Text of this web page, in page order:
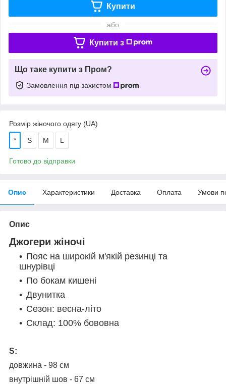
Купити
або
Купити з
Що таке купити з Пром?
Замовлення під захистом
Розмір жіночого одягу (UA)
* S M L
Готово до відправки
Опис Характеристики Доставка Оплата Умови
Опис
Джогери жіночі
Пояс на широкій м'якій резинці та
шнурівці
По бокам кишені
Двунитка
Сезон: весна-літо
Склад: 100% бововна
S:
довжина - 98 см
внутрішній шов - 67 см